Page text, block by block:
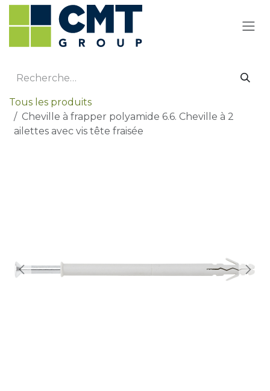
Se rendre au contenu
Tous les produits
Cheville à frapper polyamide 6.6. Cheville à 2
ailettes avec vis tête fraisée